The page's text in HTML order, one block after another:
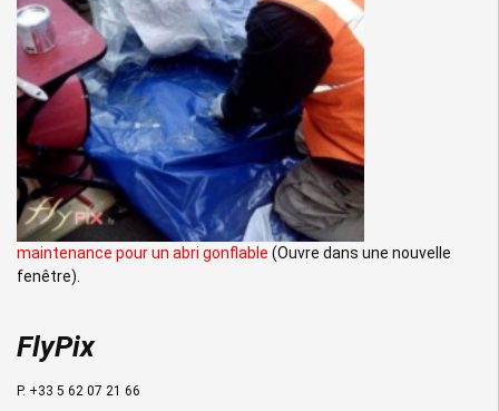
maintenance pour un abri gonflable (Ouvre dans une nouvelle
fenêtre).
FlyPix
P. +33 5 62 07 21 66